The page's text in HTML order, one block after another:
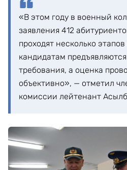
«В этом году в военный
заявления 412
проходят несколько
кандидатам
требования, а оценка
объективно», — отметил
комиссии лейтенант